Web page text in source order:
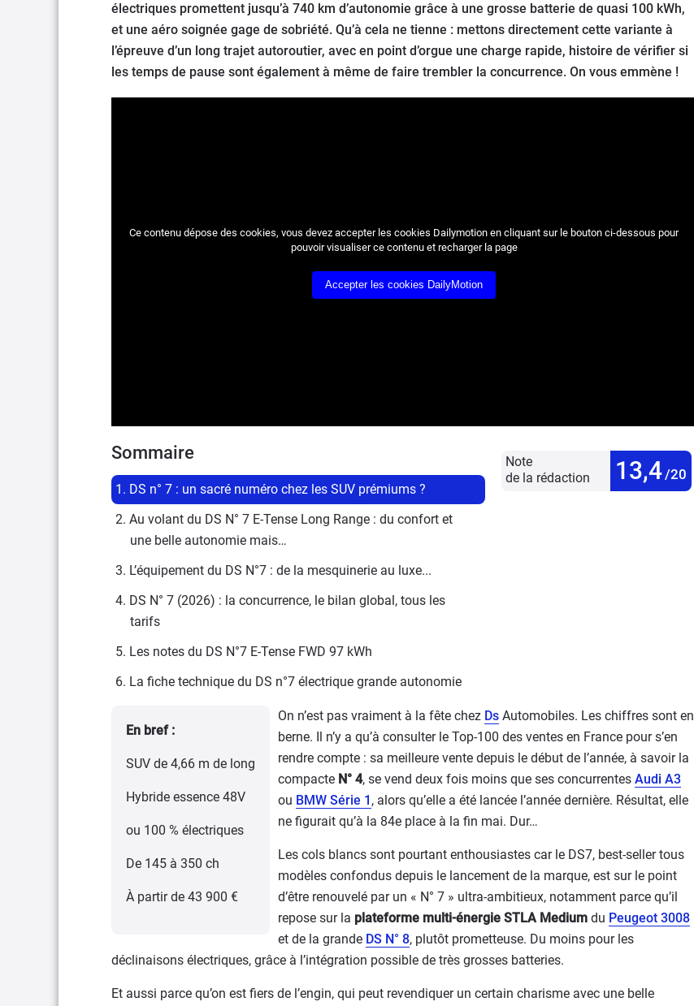
électriques promettent jusqu’à 740 km d’autonomie grâce à une grosse batterie de quasi 100 kWh,
et une aéro soignée gage de sobriété. Qu’à cela ne tienne : mettons directement cette variante à
l’épreuve d’un long trajet autoroutier, avec en point d’orgue une charge rapide, histoire de vérifier si
les temps de pause sont également à même de faire trembler la concurrence. On vous emmène !
Ce contenu dépose des cookies, vous devez accepter les cookies Dailymotion en cliquant sur le bouton ci-dessous pour
pouvoir visualiser ce contenu et recharger la page
Accepter les cookies DailyMotion
Sommaire
1. DS n° 7 : un sacré numéro chez les SUV prémiums ?
2. Au volant du DS N° 7 E-Tense Long Range : du confort et
une belle autonomie mais…
3. L’équipement du DS N°7 : de la mesquinerie au luxe...
4. DS N° 7 (2026) : la concurrence, le bilan global, tous les
tarifs
5. Les notes du DS N°7 E-Tense FWD 97 kWh
6. La fiche technique du DS n°7 électrique grande autonomie
Note
de la rédaction
13,4/20
En bref :
SUV de 4,66 m de long
Hybride essence 48V
ou 100 % électriques
De 145 à 350 ch
À partir de 43 900 €
On n’est pas vraiment à la fête chez Ds Automobiles. Les chiffres sont en
berne. Il n’y a qu’à consulter le Top-100 des ventes en France pour s’en
rendre compte : sa meilleure vente depuis le début de l’année, à savoir la
compacte N° 4, se vend deux fois moins que ses concurrentes Audi A3
ou BMW Série 1 , alors qu’elle a été lancée l’année dernière. Résultat, elle
ne figurait qu’à la 84e place à la fin mai. Dur…
Les cols blancs sont pourtant enthousiastes car le DS7, best-seller tous
modèles confondus depuis le lancement de la marque, est sur le point
d’être renouvelé par un « N° 7 » ultra-ambitieux, notamment parce qu’il
repose sur la plateforme multi-énergie STLA Medium du Peugeot 3008
et de la grande DS N° 8, plutôt prometteuse. Du moins pour les
déclinaisons électriques, grâce à l’intégration possible de très grosses batteries.
Et aussi parce qu’on est fiers de l’engin, qui peut revendiquer un certain charisme avec une belle